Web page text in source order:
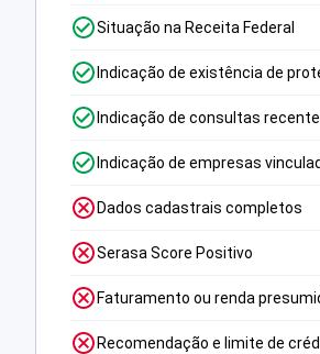
Situação na Receita Federal
Indicação de existência de
Indicação de consultas
Indicação de empresas
Dados cadastrais completos
Serasa Score Positivo
Faturamento ou renda
Recomendação e limite de